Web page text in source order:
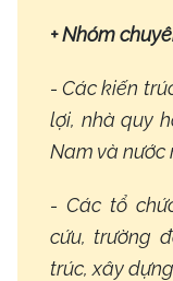
+ Nhóm
- Các kiến
lợi, nhà quy
Nam và nước
- Các tổ
cứu, trường
trúc, xây